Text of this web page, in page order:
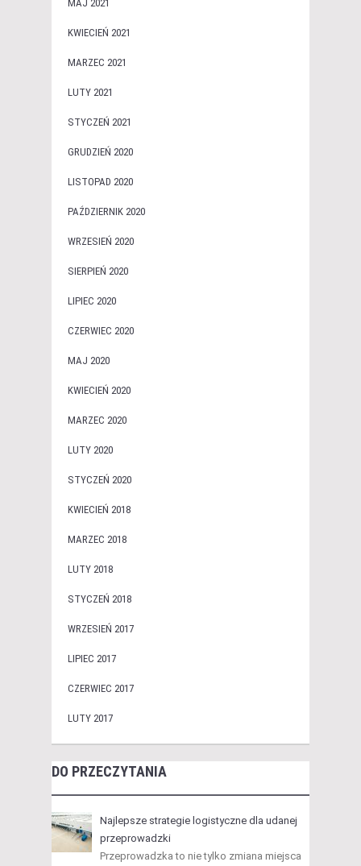
MAJ 2021
KWIECIEŃ 2021
MARZEC 2021
LUTY 2021
STYCZEŃ 2021
GRUDZIEŃ 2020
LISTOPAD 2020
PAŹDZIERNIK 2020
WRZESIEŃ 2020
SIERPIEŃ 2020
LIPIEC 2020
CZERWIEC 2020
MAJ 2020
KWIECIEŃ 2020
MARZEC 2020
LUTY 2020
STYCZEŃ 2020
KWIECIEŃ 2018
MARZEC 2018
LUTY 2018
STYCZEŃ 2018
WRZESIEŃ 2017
LIPIEC 2017
CZERWIEC 2017
LUTY 2017
DO PRZECZYTANIA
Najlepsze strategie logistyczne dla udanej
przeprowadzki
Przeprowadzka to nie tylko zmiana miejsca